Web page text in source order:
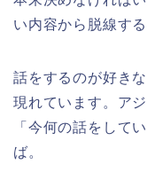
い内容から脱線す
話をするのが好き
現れています。ア
「今何の話をして
ば。